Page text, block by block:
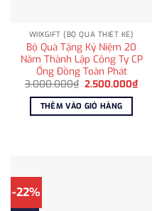
WIIXGIFT (BỘ QUÀ THIẾT KẾ)
Bộ Quà Tặng Kỷ Niệm 20
Năm Thành Lập Công Ty CP
Ống Đồng Toàn Phát
3.000.000₫ Giá
là:
3.000.000₫.
2.500.000₫Giá
hiện
THÊM VÀO GIỎ HÀNG
-22%